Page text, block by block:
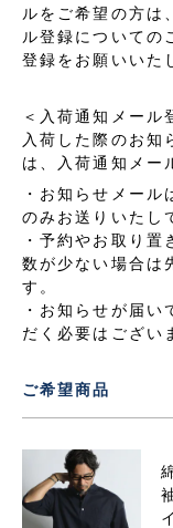
ルをご希望の方は
ル登録についての
登録をお願いいた
＜入荷通知メール
入荷した際のお知
は、入荷通知メー
お知らせメール
のみお送りいたし
予約やお取り置
数が少ない場合は
す。
お知らせが届い
だく必要はござい
ご希望商品